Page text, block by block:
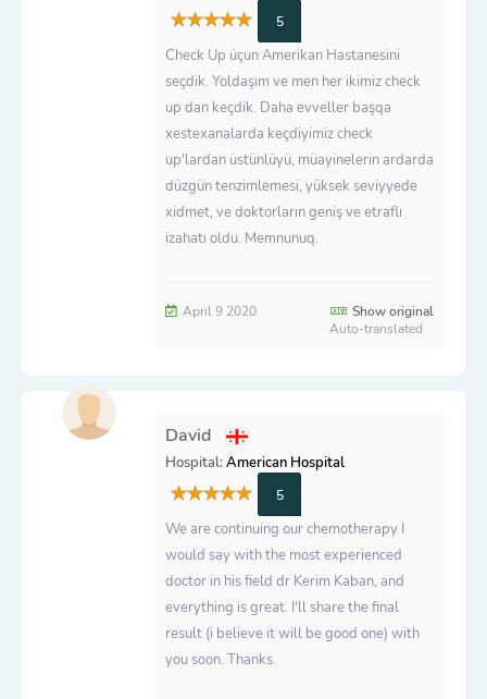
5
Check Up üçun Amerikan Hastanesini
seçdik. Yoldaşım ve men her ikimiz check
up dan keçdik. Daha evveller başqa
xestexanalarda keçdiyimiz check
up'lardan üstünlüyü, müayinelerin ardarda
düzgün tenzimlemesi, yüksek seviyyede
xidmet, ve doktorların geniş ve etraflı
izahatı oldu. Memnunuq.
April 9 2020
Show original
Auto-translated
David
Hospital:American Hospital
5
We are continuing our chemotherapy I
would say with the most experienced
doctor in his field dr Kerim Kaban, and
everything is great. I'll share the final
result (i believe it will be good one) with
you soon. Thanks.